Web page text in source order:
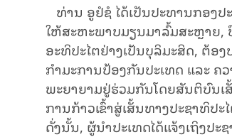
ທ່ານ ອູຢໍຊໍ ໄດ້ເປັນປະທານກອງປ
ໃຫ້ສະຫະພາບມຽນມາລົ້ມສະຫຼາຍ
ອະທິປະໄຕຢ່າງເປັນບຸລິມະສິດ, ຕ້ອ
ກໍາມະການປ້ອງກັນປະເທດ ແລະ ຄ
ພະຍາຍາມຢູ່ຮ່ວມກັນໂດຍສັນຕິບົນ
ການກ້າວເຂົ້າສູ່ເສັ້ນທາງປະຊາທິປ
ດັ່ງນັ້ນ, ຜູ້ນໍາປະເທດໄດ້ແຈ້ງເຖິງປ